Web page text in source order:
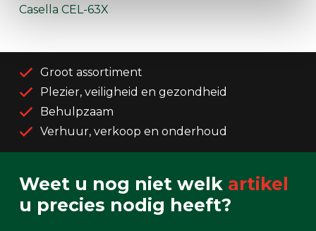
Casella CEL-63X
Groot assortiment
Plezier, veiligheid en gezondheid
Behulpzaam
Verhuur, verkoop en onderhoud
Weet u nog niet welk artikel
u precies nodig heeft?